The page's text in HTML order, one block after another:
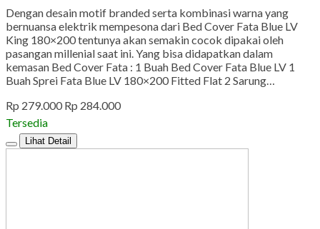
Dengan desain motif branded serta kombinasi warna yang
bernuansa elektrik mempesona dari Bed Cover Fata Blue LV
King 180×200 tentunya akan semakin cocok dipakai oleh
pasangan millenial saat ini. Yang bisa didapatkan dalam
kemasan Bed Cover Fata : 1 Buah Bed Cover Fata Blue LV 1
Buah Sprei Fata Blue LV 180×200 Fitted Flat 2 Sarung…
Rp 279.000 Rp 284.000
Tersedia
Lihat Detail